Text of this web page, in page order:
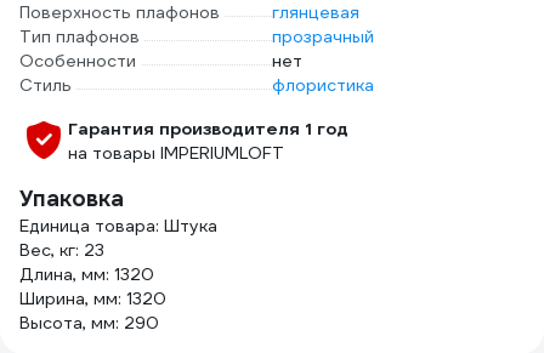
Поверхность плафонов
глянцевая
Тип плафонов
прозрачный
Особенности
нет
Стиль
флористика
Гарантия производителя 1 год
на товары IMPERIUMLOFT
Упаковка
Единица товара: Штука
Вес, кг: 23
Длина, мм: 1320
Ширина, мм: 1320
Высота, мм: 290